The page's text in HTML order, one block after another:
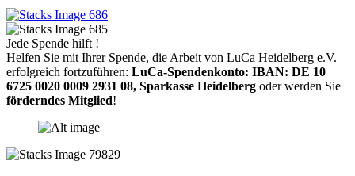
Jede Spende hilft !
Helfen Sie mit Ihrer Spende, die Arbeit von LuCa Heidelberg e.V.
erfolgreich fortzuführen: LuCa-Spendenkonto: IBAN: DE 10
6725 0020 0009 2931 08, Sparkasse Heidelberg oder werden Sie
förderndes Mitglied!